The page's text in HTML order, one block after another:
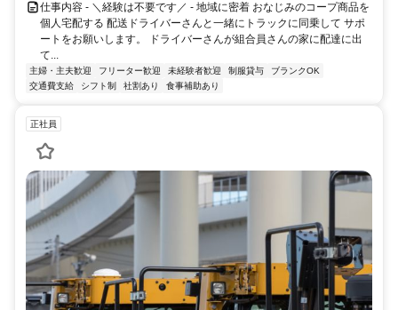
仕事内容 - ＼経験は不要です／ - 地域に密着 おなじみのコープ商品を
個人宅配する 配送ドライバーさんと一緒にトラックに同乗して サポ
ートをお願いします。 ドライバーさんが組合員さんの家に配達に出
て...
主婦・主夫歓迎 フリーター歓迎 未経験者歓迎 制服貸与
ブランクOK
交通費支給
シフト制 社割あり 食事補助あり
正社員